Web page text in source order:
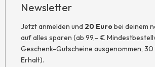
Newsletter
Jetzt anmelden und 20 Eurobei deinem
auf alles sparen (ab 99,- €
Geschenk-Gutscheine ausgenommen, 30
Erhalt).